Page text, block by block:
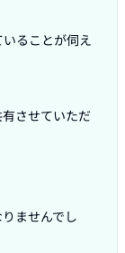
ることが伺え
させていただ
ませんでし